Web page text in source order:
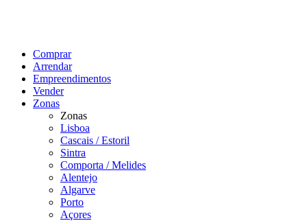
Comprar
Arrendar
Empreendimentos
Vender
Zonas
Zonas
Lisboa
Cascais / Estoril
Sintra
Comporta / Melides
Alentejo
Algarve
Porto
Açores